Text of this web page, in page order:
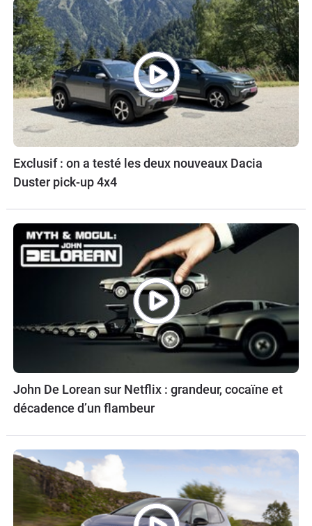
Exclusif : on a testé les deux nouveaux Dacia
Duster pick-up 4x4
John De Lorean sur Netflix : grandeur, cocaïne et
décadence d’un flambeur